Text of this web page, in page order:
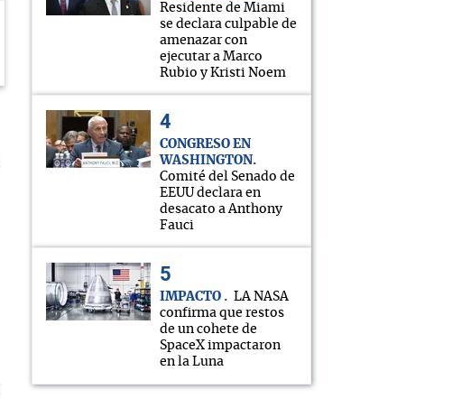
Residente de Miami
se declara culpable de
amenazar con
ejecutar a Marco
Rubio y Kristi Noem
CONGRESO EN
WASHINGTON
Comité del Senado de
EEUU declara en
desacato a Anthony
Fauci
IMPACTO
LA NASA
confirma que restos
de un cohete de
SpaceX impactaron
en la Luna